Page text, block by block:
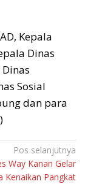
Kepala
Dinas
Sosial
dan para
Pos selanjutnya
Way Kanan Gelar
Kenaikan Pangkat